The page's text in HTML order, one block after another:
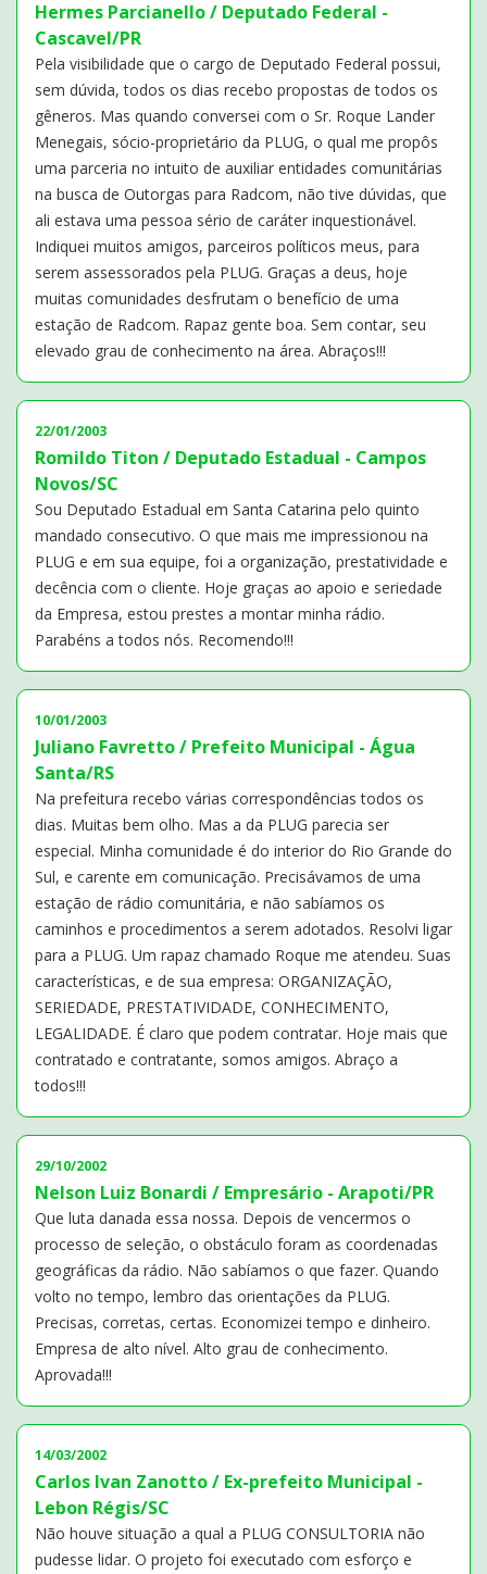
Hermes Parcianello / Deputado Federal -
Cascavel/PR
Pela visibilidade que o cargo de Deputado Federal possui,
sem dúvida, todos os dias recebo propostas de todos os
gêneros. Mas quando conversei com o Sr. Roque Lander
Menegais, sócio-proprietário da PLUG, o qual me propôs
uma parceria no intuito de auxiliar entidades comunitárias
na busca de Outorgas para Radcom, não tive dúvidas, que
ali estava uma pessoa sério de caráter inquestionável.
Indiquei muitos amigos, parceiros políticos meus, para
serem assessorados pela PLUG. Graças a deus, hoje
muitas comunidades desfrutam o benefício de uma
estação de Radcom. Rapaz gente boa. Sem contar, seu
elevado grau de conhecimento na área. Abraços!!!
22/01/2003
Romildo Titon / Deputado Estadual - Campos
Novos/SC
Sou Deputado Estadual em Santa Catarina pelo quinto
mandado consecutivo. O que mais me impressionou na
PLUG e em sua equipe, foi a organização, prestatividade e
decência com o cliente. Hoje graças ao apoio e seriedade
da Empresa, estou prestes a montar minha rádio.
Parabéns a todos nós. Recomendo!!!
10/01/2003
Juliano Favretto / Prefeito Municipal - Água
Santa/RS
Na prefeitura recebo várias correspondências todos os
dias. Muitas bem olho. Mas a da PLUG parecia ser
especial. Minha comunidade é do interior do Rio Grande do
Sul, e carente em comunicação. Precisávamos de uma
estação de rádio comunitária, e não sabíamos os
caminhos e procedimentos a serem adotados. Resolvi ligar
para a PLUG. Um rapaz chamado Roque me atendeu. Suas
características, e de sua empresa: ORGANIZAÇÃO,
SERIEDADE, PRESTATIVIDADE, CONHECIMENTO,
LEGALIDADE. É claro que podem contratar. Hoje mais que
contratado e contratante, somos amigos. Abraço a
todos!!!
29/10/2002
Nelson Luiz Bonardi / Empresário - Arapoti/PR
Que luta danada essa nossa. Depois de vencermos o
processo de seleção, o obstáculo foram as coordenadas
geográficas da rádio. Não sabíamos o que fazer. Quando
volto no tempo, lembro das orientações da PLUG.
Precisas, corretas, certas. Economizei tempo e dinheiro.
Empresa de alto nível. Alto grau de conhecimento.
Aprovada!!!
14/03/2002
Carlos Ivan Zanotto / Ex-prefeito Municipal -
Lebon Régis/SC
Não houve situação a qual a PLUG CONSULTORIA não
pudesse lidar. O projeto foi executado com esforço e